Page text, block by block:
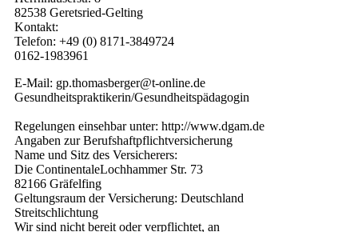
82538 Geretsried-Gelting
Kontakt:
Telefon: +49 (0) 8171-3849724
0162-1983961
E-Mail: gp.thomasberger@t-online.de
Gesundheitspraktikerin/Gesundheitspädagogin
Regelungen einsehbar unter: http://www.dgam.de
Angaben zur Berufshaftpflichtversicherung
Name und Sitz des Versicherers:
Die ContinentaleLochhammer Str. 73
82166 Gräfelfing
Geltungsraum der Versicherung: Deutschland
Streitschlichtung
Wir sind nicht bereit oder verpflichtet, an